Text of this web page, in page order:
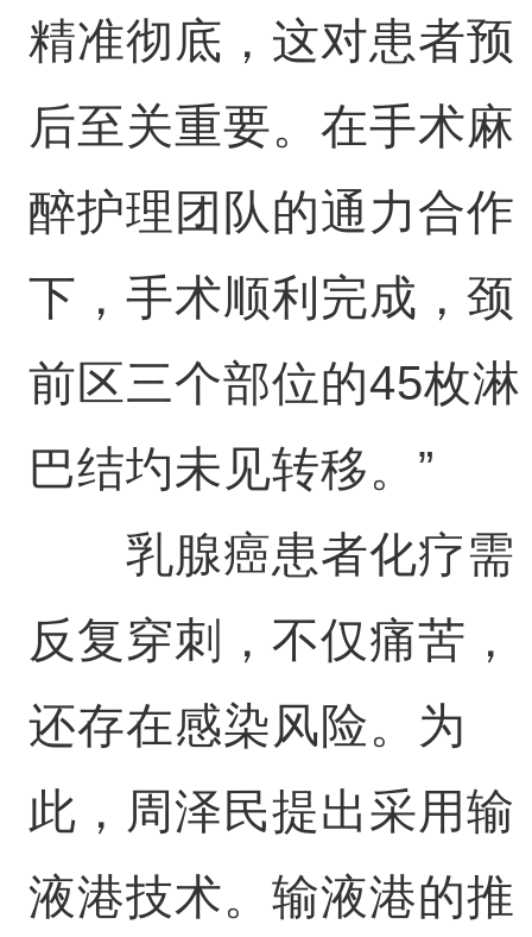
精准彻底，这对患者预
后至关重要。在手术麻
醉护理团队的通力合作
下，手术顺利完成，颈
前区三个部位的45枚淋
巴结圴未见转移。”
乳腺癌患者化疗需
反复穿刺，不仅痛苦，
还存在感染风险。为
此，周泽民提出采用输
液港技术。输液港的推